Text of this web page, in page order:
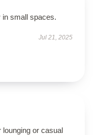
small spaces.
Jul 21, 2025
lounging or casual